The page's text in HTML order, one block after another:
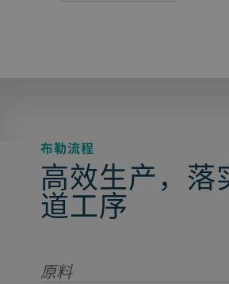
布勒流程
高效生产，落
道工序
原料